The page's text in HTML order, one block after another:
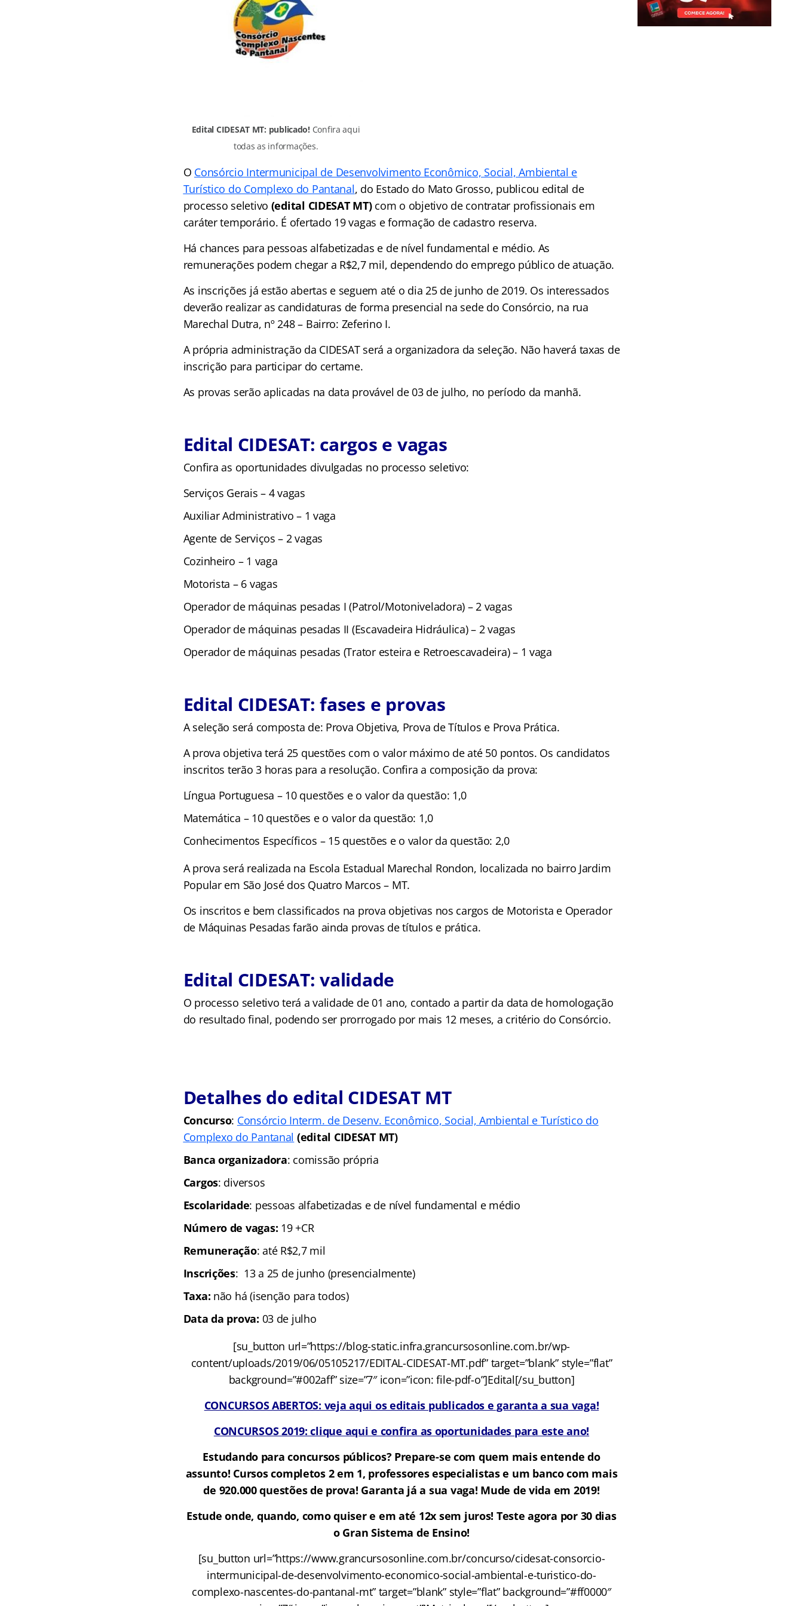
Edital CIDESAT MT: publicado!Confira aqui
todas as informações.
O Consórcio Intermunicipal de Desenvolvimento Econômico, Social, Ambiental e
Turístico do Complexo do Pantanal, do Estado do Mato Grosso, publicou edital de
processo seletivo (edital CIDESAT MT)com o objetivo de contratar profissionais em
caráter temporário. É ofertado 19 vagas e formação de cadastro reserva.
Há chances para pessoas alfabetizadas e de nível fundamental e médio. As
remunerações podem chegar a R$2,7 mil, dependendo do emprego público de atuação.
As inscrições já estão abertas e seguem até o dia 25 de junho de 2019. Os interessados
deverão realizar as candidaturas de forma presencial na sede do Consórcio, na rua
Marechal Dutra, nº 248 – Bairro: Zeferino I.
A própria administração da CIDESAT será a organizadora da seleção. Não haverá taxas de
inscrição para participar do certame.
As provas serão aplicadas na data provável de 03 de julho, no período da manhã.
Edital CIDESAT: cargos e vagas
Confira as oportunidades divulgadas no processo seletivo:
Serviços Gerais – 4 vagas
Auxiliar Administrativo – 1 vaga
Agente de Serviços – 2 vagas
Cozinheiro – 1 vaga
Motorista – 6 vagas
Operador de máquinas pesadas I (Patrol/Motoniveladora) – 2 vagas
Operador de máquinas pesadas II (Escavadeira Hidráulica) – 2 vagas
Operador de máquinas pesadas (Trator esteira e Retroescavadeira) – 1 vaga
Edital CIDESAT: fases e provas
A seleção será composta de: Prova Objetiva, Prova de Títulos e Prova Prática.
A prova objetiva terá 25 questões com o valor máximo de até 50 pontos. Os candidatos
inscritos terão 3 horas para a resolução. Confira a composição da prova:
Língua Portuguesa – 10 questões e o valor da questão: 1,0
Matemática – 10 questões e o valor da questão: 1,0
Conhecimentos Específicos – 15 questões e o valor da questão: 2,0
A prova será realizada na Escola Estadual Marechal Rondon, localizada no bairro Jardim
Popular em São José dos Quatro Marcos – MT.
Os inscritos e bem classificados na prova objetivas nos cargos de Motorista e Operador
de Máquinas Pesadas farão ainda provas de títulos e prática.
Edital CIDESAT: validade
O processo seletivo terá a validade de 01 ano, contado a partir da data de homologação
do resultado final, podendo ser prorrogado por mais 12 meses, a critério do Consórcio.
Detalhes do edital CIDESAT MT
Concurso: Consórcio Interm. de Desenv. Econômico, Social, Ambiental e Turístico do
Complexo do Pantanal (edital CIDESAT MT)
Banca organizadora: comissão própria
Cargos: diversos
Escolaridade: pessoas alfabetizadas e de nível fundamental e médio
Número de vagas: 19 +CR
Remuneração: até R$2,7 mil
Inscrições: 13 a 25 de junho (presencialmente)
Taxa: não há (isenção para todos)
Data da prova: 03 de julho
[su_button url=”https://blog-static.infra.grancursosonline.com.br/wp-
content/uploads/2019/06/05105217/EDITAL-CIDESAT-MT.pdf” target=”blank” style=”flat”
background=”#002aff” size=”7″ icon=”icon: file-pdf-o”]Edital[/su_button]
CONCURSOS ABERTOS: veja aqui os editais publicados e garanta a sua vaga!
CONCURSOS 2019: clique aqui e confira as oportunidades para este ano!
Estudando para concursos públicos? Prepare-se com quem mais entende do
assunto! Cursos completos 2 em 1, professores especialistas e um banco com mais
de 920.000 questões de prova! Garanta já a sua vaga! Mude de vida em 2019!
Estude onde, quando, como quiser e em até 12x sem juros! Teste agora por 30 dias
o Gran Sistema de Ensino!
[su_button url=”https://www.grancursosonline.com.br/concurso/cidesat-consorcio-
intermunicipal-de-desenvolvimento-economico-social-ambiental-e-turistico-do-
complexo-nascentes-do-pantanal-mt” target=”blank” style=”flat” background=”#ff0000″